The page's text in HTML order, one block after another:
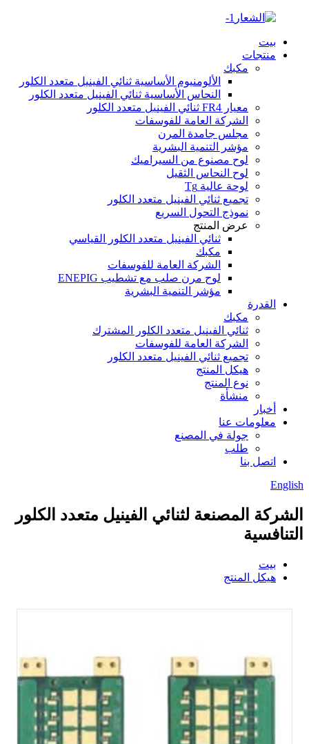
بيت
منتجات
مكبك
الألومنيوم الأساسية ثنائي الفينيل متعدد الكلور
النحاس الأساسية ثنائي الفينيل متعدد الكلور
معيار FR4 ثنائي الفينيل متعدد الكلور
الشركة العامة للفوسفات
مجلس جامدة المرن
مؤشر التنمية البشرية
لوح مصنوع من السيراميك
لوح النحاس الثقيل
لوحة عالية Tg
تجميع ثنائي الفينيل متعدد الكلور
نموذج التحول السريع
عرض المنتج
ثنائي الفينيل متعدد الكلور القياسي
مكبك
الشركة العامة للفوسفات
لوح مرن صلب مع تشطيب ENEPIG
مؤشر التنمية البشرية
القدرة
مكبك
ثنائي الفينيل متعدد الكلور المشترك
الشركة العامة للفوسفات
تجميع ثنائي الفينيل متعدد الكلور
هيكل المنتج
نوع المنتج
منشأة
أخبار
معلومات عنا
جولة في المصنع
طلب
اتصل بنا
English
الشركة المصنعة لثنائي الفينيل متعدد الكلور
التنافسية
بيت
هيكل المنتج